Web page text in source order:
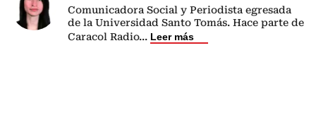
Comunicadora Social y Periodista egresada
de la Universidad Santo Tomás. Hace parte de
Caracol Radio... Leer más